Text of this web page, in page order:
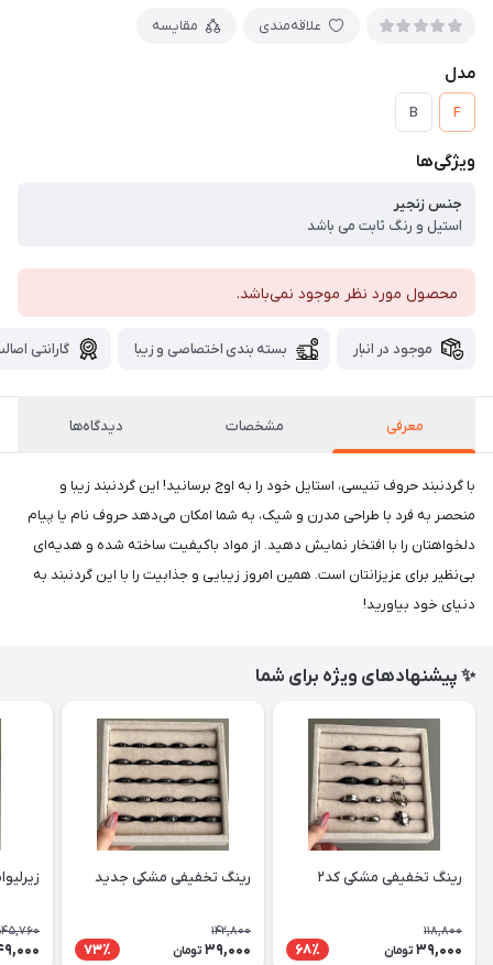
علاقه‌مندی مقایسه
مدل
F
B
ویژگی‌ها
جنس زنجیر
استیل و رنگ ثابت می باشد
محصول مورد نظر موجود نمی‌باشد.
موجود در انبار بسته بندی اختصاصی و زیبا گارانتی
معرفی مشخصات دیدگاه‌ها
​​​​با گردنبند حروف تنیسی، استایل خود را به اوج برسانید! این گردنبند زیبا و
منحصر به فرد با طراحی مدرن و شیک، به شما امکان می‌دهد حروف نام یا پیام
دلخواهتان را با افتخار نمایش دهید. از مواد باکیفیت ساخته شده و هدیه‌ای
بی‌نظیر برای عزیزانتان است. همین امروز زیبایی و جذابیت را با این گردنبند به
دنیای خود بیاورید!
✨ پیشنهادهای ویژه برای شما
رینگ تخفیفی مشکی کد۲
118,800
39,000 تومان 68٪
رینگ تخفیفی مشکی جدید
142,800
39,000 تومان 73٪